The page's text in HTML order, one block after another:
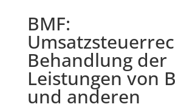
BMF:
Behandlung der
Leistungen von
und anderen